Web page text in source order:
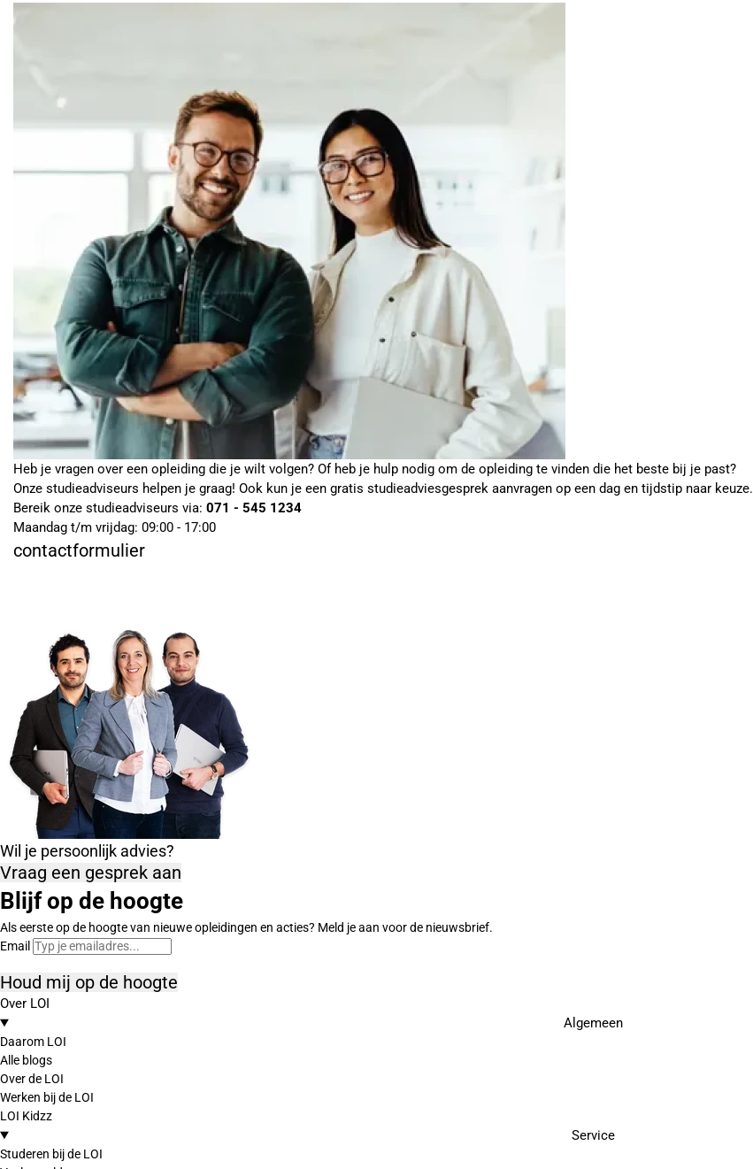
Heb je vragen over een opleiding die je wilt volgen? Of heb je hulp nodig om de opleiding te vinden die het beste bij je past?
Onze studieadviseurs helpen je graag! Ook kun je een gratis studieadviesgesprek aanvragen op een dag en tijdstip naar keuze.
Bereik onze studieadviseurs via: 071 - 545 1234
Maandag t/m vrijdag: 09:00 - 17:00
contactformulier
Wil je persoonlijk advies?
Vraag een gesprek aan
Blijf op de hoogte
Als eerste op de hoogte van nieuwe opleidingen en acties? Meld je aan voor de nieuwsbrief.
Email
Houd mij op de hoogte
Over LOI
Algemeen
Daarom LOI
Alle blogs
Over de LOI
Werken bij de LOI
LOI Kidzz
Service
Studeren bij de LOI